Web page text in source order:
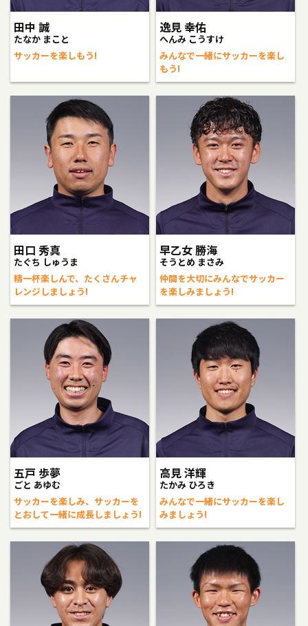
田中 誠
たなか まこと
サッカーを楽しもう!
逸見 幸佑
へんみ こうすけ
みんなで一緒にサッカーを楽し
もう!
田口 秀真
たぐち しゅうま
精一杯楽しんで、たくさんチャ
レンジしましょう!
早乙女 勝海
そうとめ まさみ
仲間を大切にみんなでサッカー
を楽しみましょう!
五戸 歩夢
ごと あゆむ
サッカーを楽しみ、サッカーを
とおして一緒に成長しましょう!
高見 洋輝
たかみ ひろき
みんなで一緒にサッカーを楽し
みましょう!